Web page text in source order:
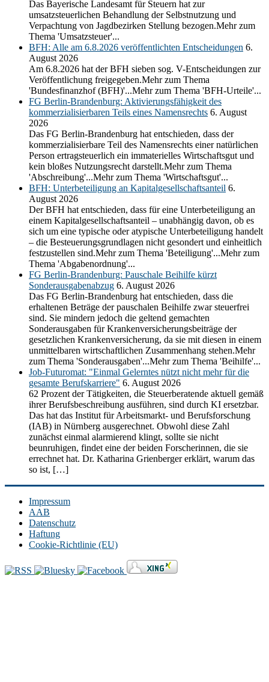
Das Bayerische Landesamt für Steuern hat zur
umsatzsteuerlichen Behandlung der Selbstnutzung und
Verpachtung von Jagdbezirken Stellung bezogen.Mehr zum
Thema 'Umsatzsteuer'...
BFH: Alle am 6.8.2026 veröffentlichten Entscheidungen 6.
August 2026
Am 6.8.2026 hat der BFH sieben sog. V-Entscheidungen zur
Veröffentlichung freigegeben.Mehr zum Thema
'Bundesfinanzhof (BFH)'...Mehr zum Thema 'BFH-Urteile'...
FG Berlin-Brandenburg: Aktivierungsfähigkeit des
kommerzialisierbaren Teils eines Namensrechts 6. August
2026
Das FG Berlin-Brandenburg hat entschieden, dass der
kommerzialisierbare Teil des Namensrechts einer natürlichen
Person ertragsteuerlich ein immaterielles Wirtschaftsgut und
kein bloßes Nutzungsrecht darstellt.Mehr zum Thema
'Abschreibung'...Mehr zum Thema 'Wirtschaftsgut'...
BFH: Unterbeteiligung an Kapitalgesellschaftsanteil 6.
August 2026
Der BFH hat entschieden, dass für eine Unterbeteiligung an
einem Kapitalgesellschaftsanteil – unabhängig davon, ob es
sich um eine typische oder atypische Unterbeteiligung handelt
– die Besteuerungsgrundlagen nicht gesondert und einheitlich
festzustellen sind.Mehr zum Thema 'Beteiligung'...Mehr zum
Thema 'Abgabenordnung'...
FG Berlin-Brandenburg: Pauschale Beihilfe kürzt
Sonderausgabenabzug 6. August 2026
Das FG Berlin-Brandenburg hat entschieden, dass die
erhaltenen Beträge der pauschalen Beihilfe zwar steuerfrei
sind. Sie mindern jedoch die geltend gemachten
Sonderausgaben für Krankenversicherungsbeiträge der
gesetzlichen Krankenversicherung, da sie mit diesen in einem
unmittelbaren wirtschaftlichen Zusammenhang stehen.Mehr
zum Thema 'Sonderausgaben'...Mehr zum Thema 'Beihilfe'...
Job-Futuromat: "Einmal Gelerntes nützt nicht mehr für die
gesamte Berufskarriere" 6. August 2026
62 Prozent der Tätigkeiten, die Steuerberatende aktuell gemäß
ihrer Berufsbeschreibung ausführen, sind durch KI ersetzbar.
Das hat das Institut für Arbeitsmarkt- und Berufsforschung
(IAB) in Nürnberg ausgerechnet. Obwohl diese Zahl
zunächst einmal alarmierend klingt, sollte sie nicht
beunruhigen, findet eine der beiden Forscherinnen, die sie
errechnet hat. Dr. Katharina Grienberger erklärt, warum das
so ist, […]
Impressum
AAB
Datenschutz
Haftung
Cookie-Richtlinie (EU)